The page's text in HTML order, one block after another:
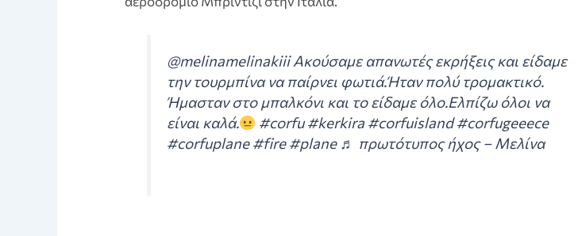
@melinamelinakiii Ακούσαμε απανωτές εκρήξεις και είδαμε
την τουρμπίνα να παίρνει φωτιά.Ήταν πολύ τρομακτικό.
Ήμασταν στο μπαλκόνι και το είδαμε όλο.Ελπίζω όλοι να
είναι καλά.
#corfu #kerkira #corfuisland #corfugeeece
#corfuplane #fire #plane ♬ πρωτότυπος ήχος – Μελίνα